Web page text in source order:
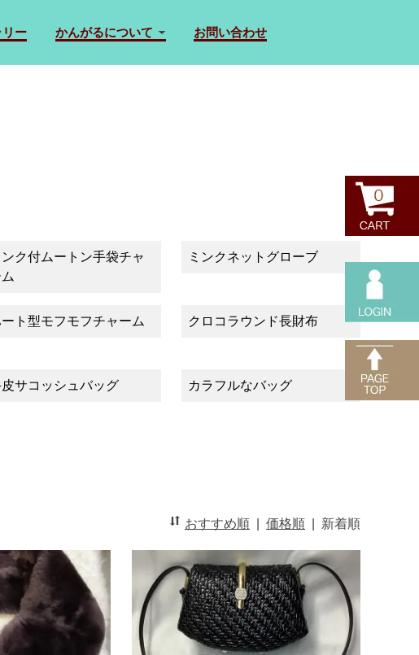
リー かんがるについて お問い合わせ
ンク付ムートン手袋チャ
ミンクネットグローブ
ト型モフモフチャーム クロコラウンド長財布
サコッシュバッグ カラフルなバッグ
おすすめ順 価格順 新着順